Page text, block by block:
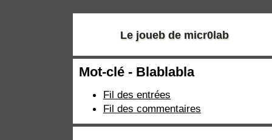
Le joueb de micr0lab
Mot-clé - Blablabla
Fil des entrées
Fil des commentaires